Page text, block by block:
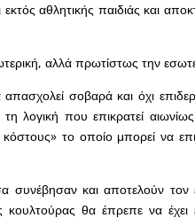
αθλητικής παιδιάς και
αλλά πρωτίστως την
σοβαρά και όχι
λογική που επικρατεί
το οποίο μπορεί να
και αποτελούν τον
θα έπρεπε να έχει